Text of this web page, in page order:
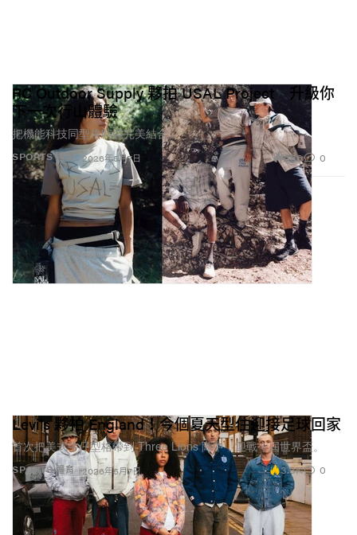
SPORTS 體育
RC Outdoor Supply 夥拍 USAL Project 升級你
下一次行山體驗
把機能科技同型格時裝完美結合。
2026年5月7日 686 0
SPORTS 體育
Levi's 夥拍 England！今個夏天型住迎接足球回家
首次把美式牛仔型格帶到 Three Lions 陣中，迎戰今屆世界盃。
2026年5月7日 3.3K 0